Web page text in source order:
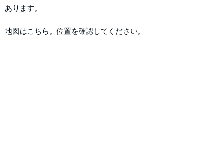
あります。
地図はこちら。位置を確認してください。